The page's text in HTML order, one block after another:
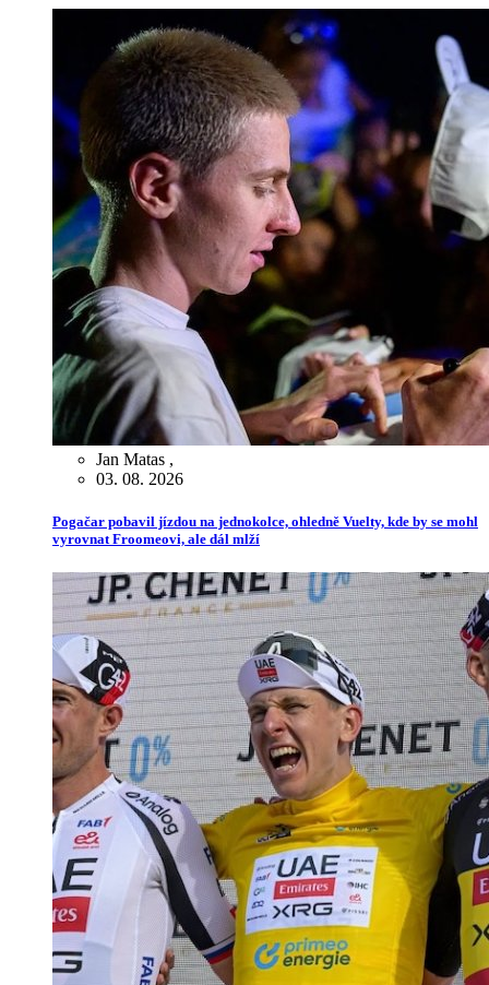
Jan Matas ,
03. 08. 2026
Pogačar pobavil jízdou na jednokolce, ohledně Vuelty, kde by se mohl
vyrovnat Froomeovi, ale dál mlží